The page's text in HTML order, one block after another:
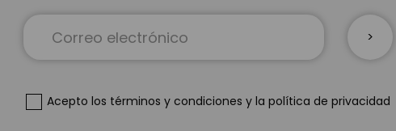
a
noticias:
Acepto los términos y condiciones y la política de privacidad